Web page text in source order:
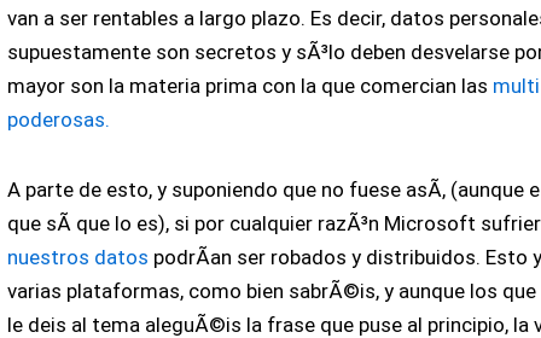
van a ser rentables a largo plazo. Es decir, datos
supuestamente son secretos y sÃ³lo deben desvelarse
mayor son la materia prima con la que comercian las
poderosas.
A parte de esto, y suponiendo que no fuese asÃ­, (aunque
que sÃ­ que lo es), si por cualquier razÃ³n Microsoft
nuestros datos podrÃ­an ser robados y distribuidos. Esto
varias plataformas, como bien sabrÃ©is, y aunque los
le deis al tema aleguÃ©is la frase que puse al principio, la